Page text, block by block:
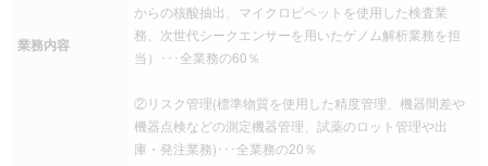
業務内容
からの核酸抽出、マイクロピペットを使用した検査業
務、次世代シークエンサーを用いたゲノム解析業務を担
当）･･･全業務の60％
②リスク管理(標準物質を使用した精度管理、機器間差や
機器点検などの測定機器管理、試薬のロット管理や出
庫・発注業務)･･･全業務の20％